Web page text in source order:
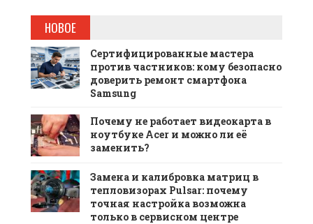
НОВОЕ
Сертифицированные мастера
против частников: кому безопасно
доверить ремонт смартфона
Samsung
Почему не работает видеокарта в
ноутбуке Acer и можно ли её
заменить?
Замена и калибровка матриц в
тепловизорах Pulsar: почему
точная настройка возможна
только в сервисном центре